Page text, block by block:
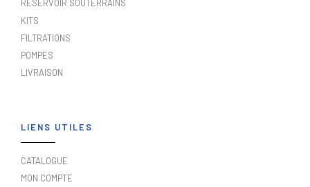
RÉSERVOIR SOUTERRAINS
KITS
FILTRATIONS
POMPES
LIVRAISON
LIENS UTILES
CATALOGUE
MON COMPTE